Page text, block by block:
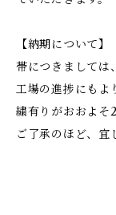
【納期について】
帯につきましては
工場の進捗にもよ
繍有りがおおよそ
ご了承のほど、宜